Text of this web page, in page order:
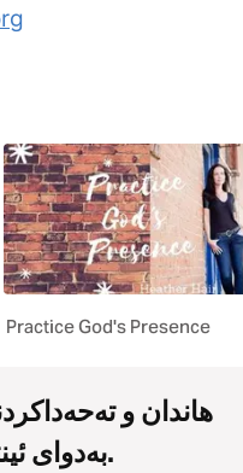
Practice God's Presence
هاندان و
بەدوای ئینتیمادا بگەڕێیت لەگەڵ خودا.